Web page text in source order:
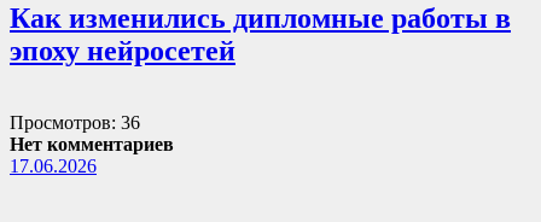
Как изменились дипломные работы в
эпоху нейросетей
Просмотров: 36
Нет комментариев
17.06.2026